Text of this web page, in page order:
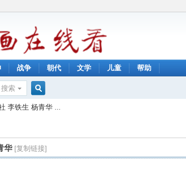
战争 朝代 文学 儿童 帮助
搜索
搜
索
李铁生 杨青华 ...
华 [复制链接]